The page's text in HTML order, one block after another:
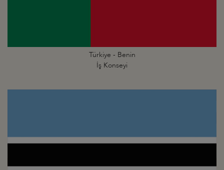
Türkiye - Benin
İş Konseyi